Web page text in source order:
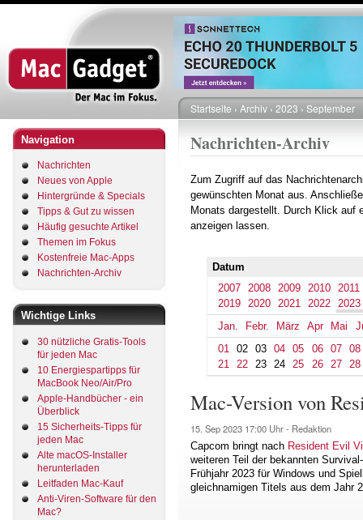
Direkt
zum
Inhalt
Navigation
Nachrichten
Neues von Apple
Hintergründe & Specials
Tipps & Gut zu wissen
Häufig gesuchte Artikel
Themen im Fokus
Kostenfreie Mac-Apps
Nachrichten-Archiv
Wichtige Links
30 nützliche Gratis-Tools
für jeden Mac
10 Energiespartipps für
MacBook Neo/Air/Pro
Apple-Handbücher - ein
Überblick
15 Sicherheits-Tipps für
jeden Mac
Alte macOS-Installer
herunterladen
Leitfaden Mac-Kauf
Anti-Viren-Software für den
Mac?
Pfadnavigation
Startseite Archiv 2023 September
Nachrichten-Archiv
Zum Zugriff auf das
gewünschten Monat aus.
Monats dargestellt. Durch Klick auf
anzeigen lassen.
Datum
2007
2008 2009 2010
2011
2019
2020 2021 2022
2023
Jan.
Febr. März Apr Mai
01
02 03 04 05 06 07
08
21
22 23 24 25 26 27 28
Mac-Version von
15. Sep 2023 17:00 Uhr - Redaktion
Capcom bringt nach Resident Evil
weiteren Teil der bekannten
Frühjahr 2023 für Windows und
gleichnamigen Titels aus dem Jahr